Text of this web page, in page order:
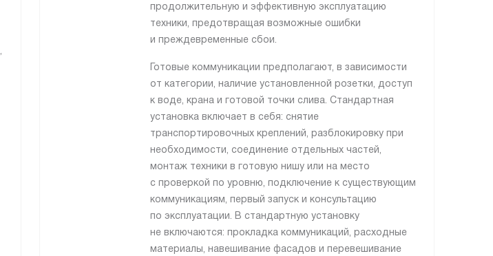
продолжительную и эффективную эксплуатацию
техники, предотвращая возможные ошибки
и преждевременные сбои.
Готовые коммуникации предполагают, в зависимости
от категории, наличие установленной розетки, доступ
к воде, крана и готовой точки слива. Стандартная
установка включает в себя: снятие
транспортировочных креплений, разблокировку при
необходимости, соединение отдельных частей,
монтаж техники в готовую нишу или на место
с проверкой по уровню, подключение к существующим
коммуникациям, первый запуск и консультацию
по эксплуатации. В стандартную установку
не включаются: прокладка коммуникаций, расходные
материалы, навешивание фасадов и перевешивание